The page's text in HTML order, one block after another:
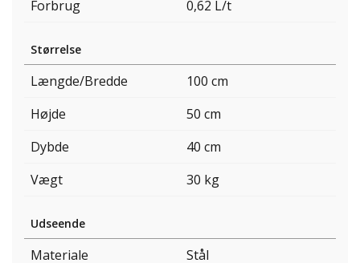
Forbrug 0,62 L/t
Størrelse
Længde/Bredde
100 cm
Højde
50 cm
Dybde
40 cm
Vægt
30 kg
Udseende
Materiale
Stål